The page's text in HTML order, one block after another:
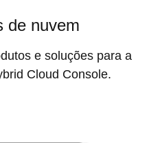
de nuvem
e soluções para a
Cloud Console.